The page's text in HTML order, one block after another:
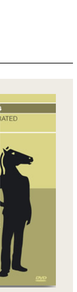
PANIER D'ACHATS
0ARTICLE